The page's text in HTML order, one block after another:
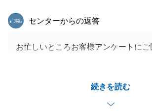
続きを読む
東急リバブル
センターからの返答
お忙しいところお客様アンケートにご
ただき、度々お打ち合わせのお時間も
の多大なるご協力に深く感謝申し上げ